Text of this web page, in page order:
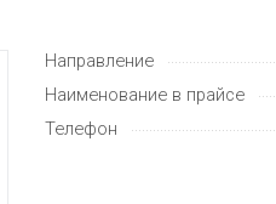
Направление
Наименование в прайсе
Телефон